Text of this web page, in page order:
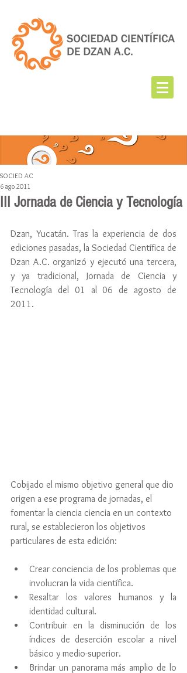
III Jornada de Ciencia y Tecnología
SOCIED AC
6 ago 2011
Dzan, Yucatán. Tras la experiencia de dos
ediciones pasadas, la Sociedad Científica de
Dzan A.C. organizó y ejecutó una tercera,
y ya tradicional, Jornada de Ciencia y
Tecnología del 01 al 06 de agosto de
2011.
Cobijado el mismo objetivo general que dio
origen a ese programa de jornadas, el
fomentar la ciencia ciencia en un contexto
rural, se establecieron los objetivos
particulares de esta edición:
Crear conciencia de los problemas que
involucran la vida científica.
Resaltar los valores humanos y la
identidad cultural.
Contribuir en la disminución de los
índices de deserción escolar a nivel
básico y medio-superior.
Brindar un panorama más amplio de lo